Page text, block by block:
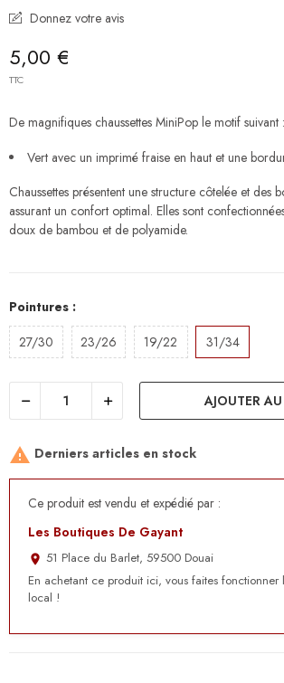
Donnez votre avis
5,00 €
TTC
De magnifiques chaussettes MiniPop le motif suivant :
Vert avec un imprimé fraise en haut et une
Chaussettes présentent une structure côtelée et des
assurant un confort optimal. Elles sont
doux de bambou et de polyamide.
Pointures :
27/30
23/26 19/22 31/34
AJOUTER
 Derniers articles en stock
Ce produit est vendu et expédié par :
Les Boutiques De Gayant
place 51 Place du Barlet, 59500 Douai
En achetant ce produit ici, vous faites
local !